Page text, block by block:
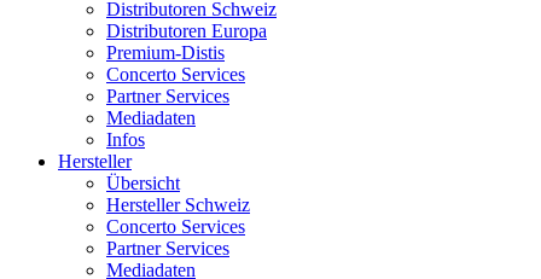
Distributoren Schweiz
Distributoren Europa
Premium-Distis
Concerto Services
Partner Services
Mediadaten
Infos
Hersteller
Übersicht
Hersteller Schweiz
Concerto Services
Partner Services
Mediadaten